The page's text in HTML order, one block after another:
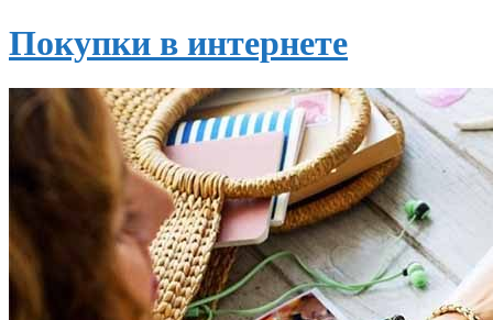
Покупки в интернете